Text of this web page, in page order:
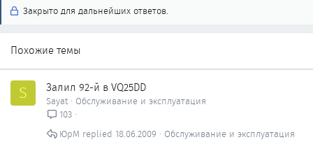
Закрыто для дальнейших ответов.
Похожие темы
S Залил 92-й в VQ25DD
Sayat
Обслуживание и эксплуатация
103
Обслуживание и эксплуатация
18.06.2009
ЮрМ